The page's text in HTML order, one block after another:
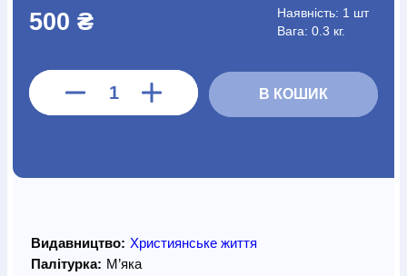
(097) 880-6379
500 ₴ Наявність: 1 шт
Вага: 0.3 кг.
В КОШИК
Видавництво: Християнське життя
Палітурка: М’яка